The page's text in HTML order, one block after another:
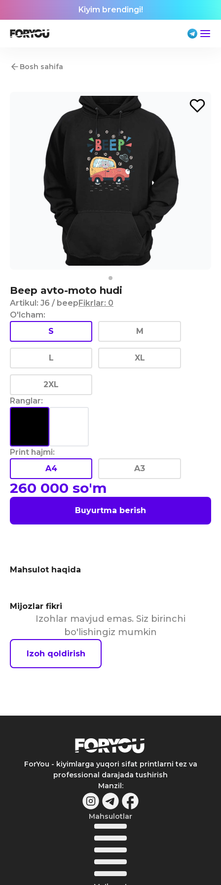
Kiyim brendingi!
Bosh sahifa
Beep avto-moto hudi
Artikul: J6 / beepFikrlar: 0
O'lcham:
S
M
L XL
2XL
Ranglar:
Print hajmi:
A4
A3
260 000 so'm
Buyurtma berish
Mahsulot haqida
Mijozlar fikri
Izohlar mavjud emas. Siz birinchi
bo'lishingiz mumkin
Izoh qoldirish
ForYou - kiyimlarga yuqori sifat printlarni tez va
professional darajada tushirish
Manzil:
Mahsulotlar